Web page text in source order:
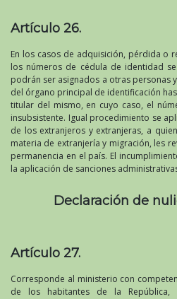
Artículo 26.
En los casos de adquisición, pérdida o
los números de cédula de identidad
podrán ser asignados a otras personas
del órgano principal de identificación
titular del mismo, en cuyo caso, el
insubsistente. Igual procedimiento se
de los extranjeros y extranjeras, a
materia de extranjería y migración, les
permanencia en el país. El
la aplicación de sanciones
Declaración de
Artículo 27.
Corresponde al ministerio con
de los habitantes de la